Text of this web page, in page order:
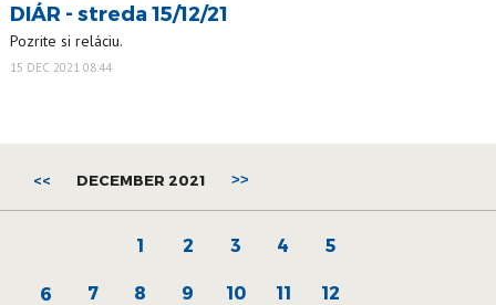
DIÁR - streda 15/12/21
Pozrite si reláciu.
15 DEC 2021 08:44
<< DECEMBER 2021 >>
1 2 3 4 5
6 7 8 9 10 11 12